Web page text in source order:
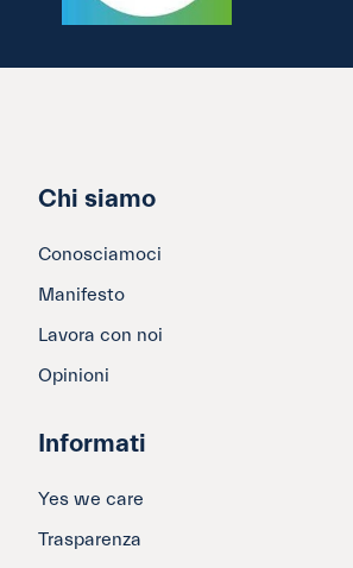
Chi siamo
Conosciamoci
Manifesto
Lavora con noi
Opinioni
Informati
Yes we care
Trasparenza